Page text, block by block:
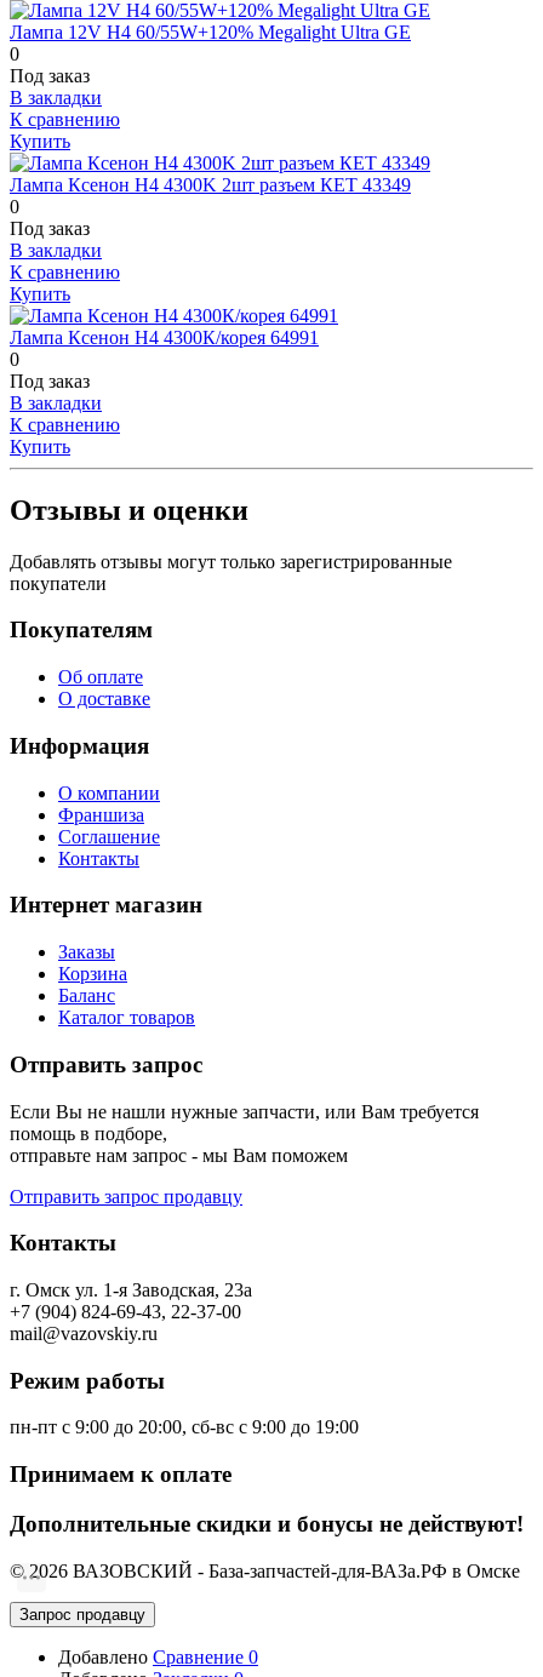
Лампа 12V H4 60/55W+120% Megalight Ultra GE
0
Под заказ
В закладки
К сравнению
Купить
Лампа Ксенон H4 4300K 2шт разъем КЕТ 43349
0
Под заказ
В закладки
К сравнению
Купить
Лампа Ксенон Н4 4300К/корея 64991
0
Под заказ
В закладки
К сравнению
Купить
Отзывы и оценки
Добавлять отзывы могут только зарегистрированные
покупатели
Покупателям
Об оплате
О доставке
Информация
О компании
Франшиза
Соглашение
Контакты
Интернет магазин
Заказы
Корзина
Баланс
Каталог товаров
Отправить запрос
Если Вы не нашли нужные запчасти, или Вам требуется
помощь в подборе,
отправьте нам запрос - мы Вам поможем
Отправить запрос продавцу
Контакты
г. Омск ул. 1-я Заводская, 23а
+7 (904) 824-69-43, 22-37-00
mail@vazovskiy.ru
Режим работы
пн-пт с 9:00 до 20:00, сб-вс с 9:00 до 19:00
Принимаем к оплате
Дополнительные скидки и бонусы не действуют!
© 2026 ВАЗОВСКИЙ - База-запчастей-для-ВАЗа.РФ в Омске
Запрос продавцу
Добавлено Сравнение 0